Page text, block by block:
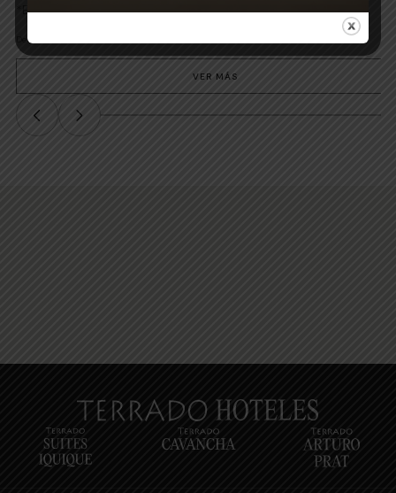
*El hotel no cuenta con estacionamiento.
Desde
VER MÁS